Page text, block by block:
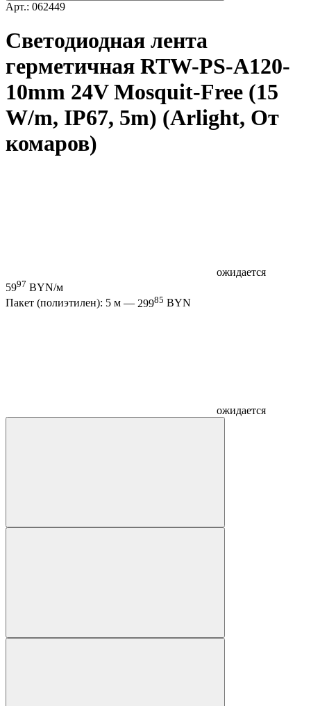
Арт.: 062449
Светодиодная лента
герметичная RTW-PS-A120-
10mm 24V Mosquit-Free (15
W/m, IP67, 5m) (Arlight, От
комаров)
ожидается
5997 BYN/м
Пакет (полиэтилен): 5 м — 29985 BYN
ожидается